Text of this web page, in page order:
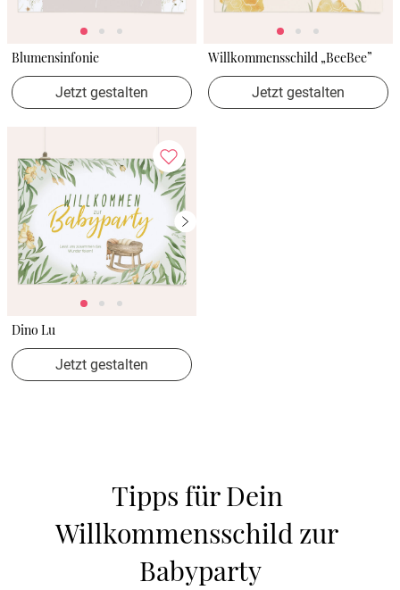
Blumensinfonie
Jetzt gestalten
Willkommensschild „BeeBee”
Jetzt gestalten
Dino Lu
Jetzt gestalten
Tipps für Dein
Willkommensschild zur
Babyparty